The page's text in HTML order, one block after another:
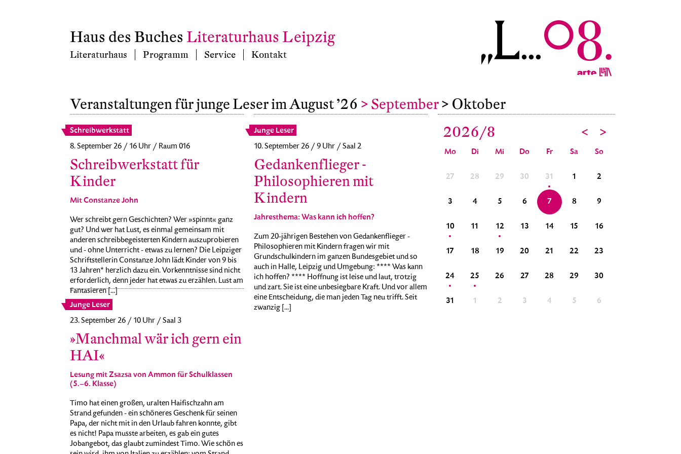
Haus des Buches Literaturhaus Leipzig
Literaturhaus Programm Service Kontakt
Veranstaltungen für junge Leser im August ’26 > September> Oktober
2026/8 < >
Mo Di Mi Do Fr Sa So
29
6 7
20 21 22 23 24
27 28 29 30 31 1
3 4 5 6 7 8
27 28 29 30 31 1 2
3 4 5 6 7 8 9
10 11 12 13 14 15 16
17 18 19 20 21 22 23
24 25 26 27 28 29 30
31 1 2 3 4 5 6
Schreibwerkstatt
8. September 26 / 16 Uhr / Raum 016
Schreibwerkstatt für
Kinder
Mit Constanze John
Wer schreibt gern Geschichten? Wer »spinnt« ganz
gut? Und wer hat Lust, es einmal gemeinsam mit
anderen schreibbegeisterten Kindern auszuprobieren
und - ohne Unterricht - etwas zu lernen? Die Leipziger
Schriftstellerin Constanze John lädt Kinder von 9 bis
13 Jahren* herzlich dazu ein. Vorkenntnisse sind nicht
erforderlich, denn jeder hat etwas zu erzählen. Lust am
Fantasieren [...]
Junge Leser
10. September 26 / 9 Uhr / Saal 2
Gedankenflieger -
Philosophieren mit
Kindern
Jahresthema: Was kann ich hoffen?
Zum 20-jährigen Bestehen von Gedankenflieger -
Philosophieren mit Kindern fragen wir mit
Grundschulkindern im ganzen Bundesgebiet und so
auch in Halle, Leipzig und Umgebung: **** Was kann
ich hoffen? **** Hoffnung ist leise und laut, trotzig
und zart. Sie ist eine unbesiegbare Kraft. Und vor allem
eine Entscheidung, die man jeden Tag neu trifft. Seit
zwanzig [...]
Junge Leser
23. September 26 / 10 Uhr / Saal 3
»Manchmal wär ich gern ein
HAI«
Lesung mit Zsazsa von Ammon für Schulklassen
(5.–6. Klasse)
Timo hat einen großen, uralten Haifischzahn am
Strand gefunden - ein schöneres Geschenk für seinen
Papa, der nicht mit in den Urlaub fahren konnte, gibt
es nicht! Papa musste arbeiten, es gab ein gutes
Jobangebot, das glaubt zumindest Timo. Wie schön es